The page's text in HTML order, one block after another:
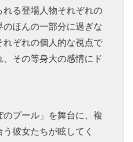
れる登場人物それぞれの
ほんの一部分に過ぎな
れぞれの個人的な視点で
その等身大の感情にド
のプール」を舞台に、複
彼女たちが眩してく